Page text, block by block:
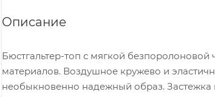
Описание
Бюстгальтер-топ с мягкой
материалов. Воздушное кружево и
необыкновенно надежный образ.